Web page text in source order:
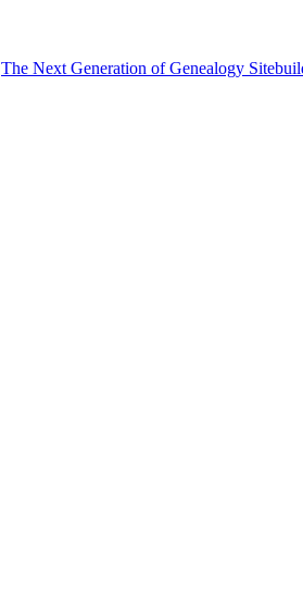
The Next Generation of Genealogy